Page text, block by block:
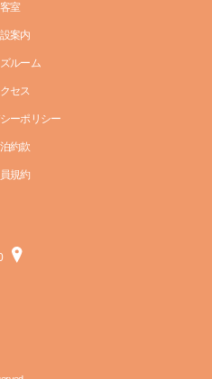
客室
案内
ルーム
セス
ーポリシー
約款
規約